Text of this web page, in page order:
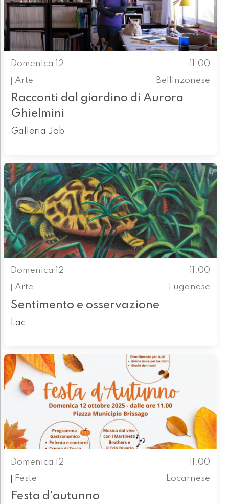
Domenica 12
11.00
Arte
Bellinzonese
Racconti dal giardino di Aurora
Ghielmini
Galleria Job
Domenica 12
11.00
Arte
Luganese
Sentimento e osservazione
Lac
Domenica 12
11.00
Feste
Locarnese
Festa d'autunno